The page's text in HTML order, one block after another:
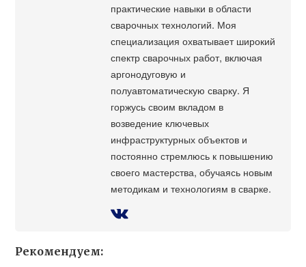
практические навыки в области
сварочных технологий. Моя
специализация охватывает широкий
спектр сварочных работ, включая
аргонодуговую и
полуавтоматическую сварку. Я
горжусь своим вкладом в
возведение ключевых
инфраструктурных объектов и
постоянно стремлюсь к повышению
своего мастерства, обучаясь новым
методикам и технологиям в сварке.
Рекомендуем: